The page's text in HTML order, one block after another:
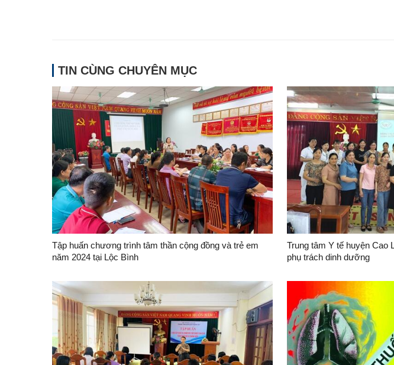
TIN CÙNG CHUYÊN MỤC
Tập huấn chương trình tâm thần cộng đồng và trẻ em
năm 2024 tại Lộc Bình
Trung tâm Y tế huyện Cao
phụ trách dinh dưỡng